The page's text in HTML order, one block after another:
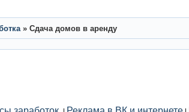
» Сдача домов в аренду